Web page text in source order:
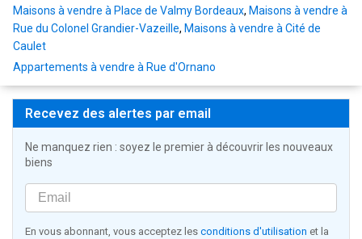
Maisons à vendre à Place de Valmy Bordeaux, Maisons à vendre à
Rue du Colonel Grandier-Vazeille, Maisons à vendre à Cité de
Caulet
Appartements à vendre à Rue d'Ornano
Recevez des alertes par email
Ne manquez rien : soyez le premier à découvrir les nouveaux
biens
En vous abonnant, vous acceptez les conditions d'utilisation et la